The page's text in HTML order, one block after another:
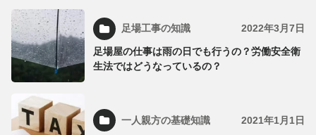
足場工事の知識 2022年3月7日
足場屋の仕事は雨の日でも行うの？労働安全衛
生法ではどうなっているの？
一人親方の基礎知識 2021年1月1日